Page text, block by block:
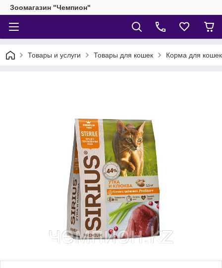
Зоомагазин "Чемпион"
Товары и услуги Товары для кошек Корма для кошек